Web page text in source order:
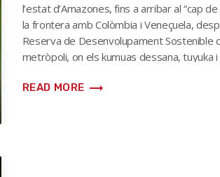
l’estat d’Amazones, fins a arribar al “cap
la frontera amb Colòmbia i Veneçuela,
Reserva de Desenvolupament Sostenible
metròpoli, on els kumuas dessana, tuyuka
READ MORE trending_flat